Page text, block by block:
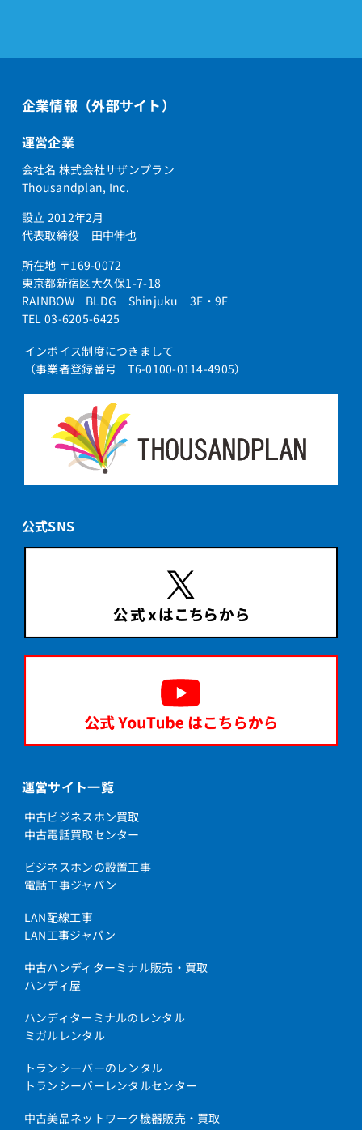
企業情報（外部サイト）
運営企業
会社名 株式会社サザンプラン
Thousandplan, Inc.
設立 2012年2月
代表取締役 田中伸也
所在地 〒169-0072
東京都新宿区大久保1-7-18
RAINBOW BLDG Shinjuku 3F・9F
TEL 03-6205-6425
インボイス制度につきまして
（事業者登録番号 T6-0100-0114-4905）
公式SNS
運営サイト一覧
中古ビジネスホン買取
中古電話買取センター
ビジネスホンの設置工事
電話工事ジャパン
LAN配線工事
LAN工事ジャパン
中古ハンディターミナル販売・買取
ハンディ屋
ハンディターミナルのレンタル
ミガルレンタル
トランシーバーのレンタル
トランシーバーレンタルセンター
中古美品ネットワーク機器販売・買取